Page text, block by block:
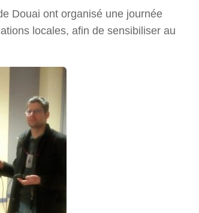
flèches
haut/bas
Douai ont organisé une journée
locales, afin de sensibiliser au